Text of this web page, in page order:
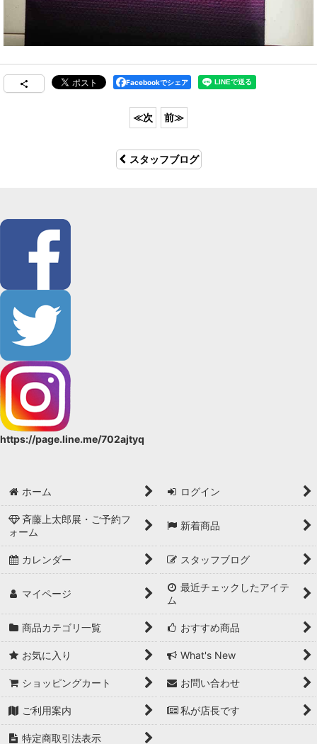
Facebookでシェア
スタッフブログ
https://page.line.me/702ajtyq
ホーム ログイン
斉藤上太郎展・ご予約フ
ォーム
新着商品
カレンダー スタッフブログ
マイページ
最近チェックしたアイテ
ム
商品カテゴリ一覧 おすすめ商品
お気に入り What's New
ショッピングカート お問い合わせ
ご利用案内 私が店長です
特定商取引法表示